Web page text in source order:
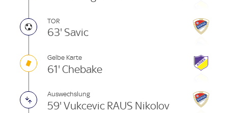
TOR
63' Savic
Gelbe Karte
61' Chebake
Auswechslung
59' Vukcevic RAUS Nikolov